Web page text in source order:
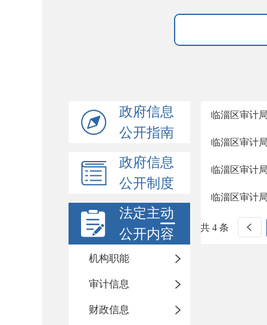
政府信息
公开指南
政府信息
公开制度
法定主动
公开内容
机构职能
审计信息
财政信息
临淄区审计
临淄区审计
临淄区审计
临淄区审计
共 4 条